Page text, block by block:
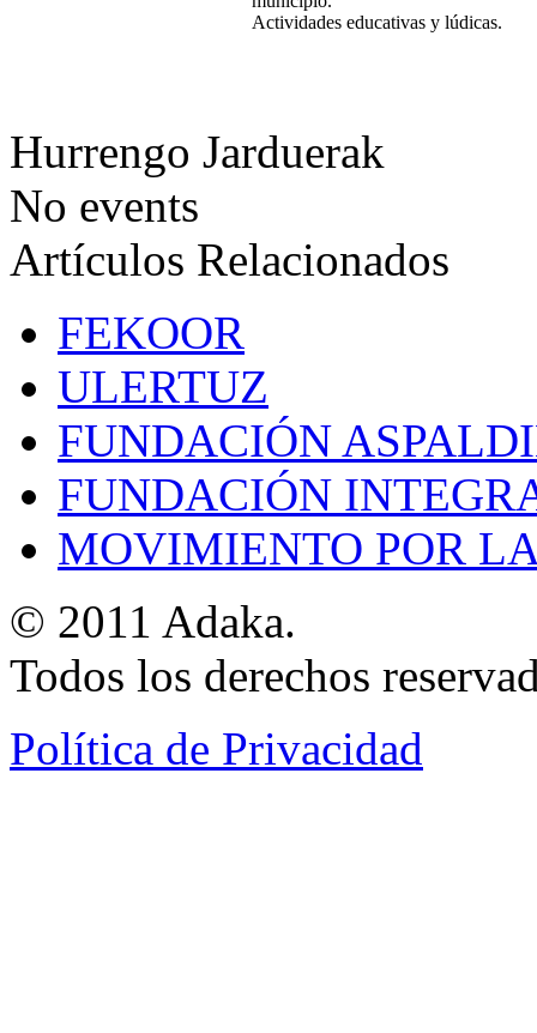
Actividades educativas y lúdicas.
Hurrengo Jarduerak
No events
Artículos Relacionados
FEKOOR
ULERTUZ
FUNDACIÓN
FUNDACIÓN
MOVIMIENTO POR
© 2011 Adaka.
Todos los derechos
Política de Privacidad